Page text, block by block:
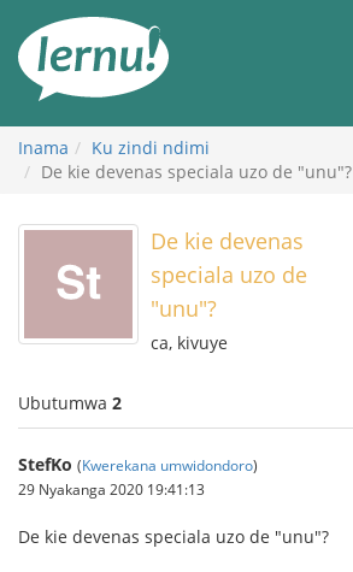
rupapuro
rw'ibirimwo
Inama
Ku zindi ndimi
De kie devenas speciala uzo de "unu"?
De kie devenas
speciala uzo de
"unu"?
ca, kivuye
Ubutumwa 2
StefKo (Kwerekana umwidondoro)
29 Nyakanga 2020 19:41:13
De kie devenas speciala uzo de "unu"?